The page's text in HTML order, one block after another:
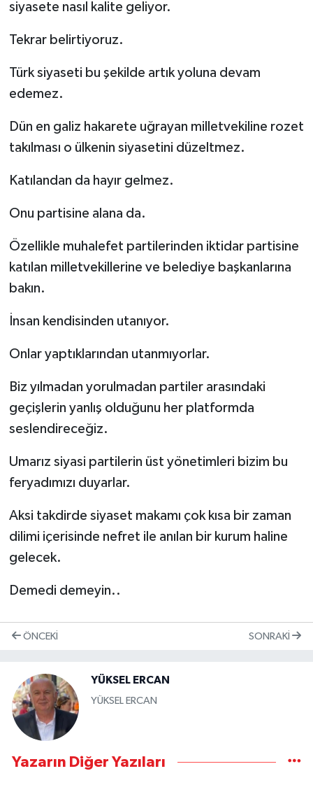
siyasete nasıl kalite geliyor.
Tekrar belirtiyoruz.
Türk siyaseti bu şekilde artık yoluna devam
edemez.
Dün en galiz hakarete uğrayan milletvekiline rozet
takılması o ülkenin siyasetini düzeltmez.
Katılandan da hayır gelmez.
Onu partisine alana da.
Özellikle muhalefet partilerinden iktidar partisine
katılan milletvekillerine ve belediye başkanlarına
bakın.
İnsan kendisinden utanıyor.
Onlar yaptıklarından utanmıyorlar.
Biz yılmadan yorulmadan partiler arasındaki
geçişlerin yanlış olduğunu her platformda
seslendireceğiz.
Umarız siyasi partilerin üst yönetimleri bizim bu
feryadımızı duyarlar.
Aksi takdirde siyaset makamı çok kısa bir zaman
dilimi içerisinde nefret ile anılan bir kurum haline
gelecek.
Demedi demeyin..
ÖNCEKI SONRAKI
YÜKSEL ERCAN
YÜKSEL ERCAN
Yazarın Diğer Yazıları